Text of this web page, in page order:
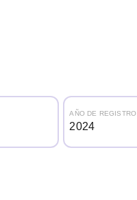
AÑO DE REGISTRO
2024